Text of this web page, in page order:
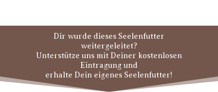
Dir wurde dieses Seelenfutter
weitergeleitet?
Unterstütze uns mit Deiner kostenlosen
Eintragung und
erhalte Dein eigenes Seelenfutter!